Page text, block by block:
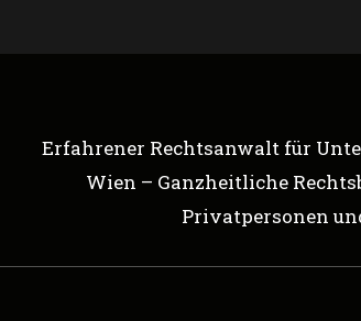
Erfahrener Rechtsanwalt für
Wien – Ganzheitliche
Privatpersonen